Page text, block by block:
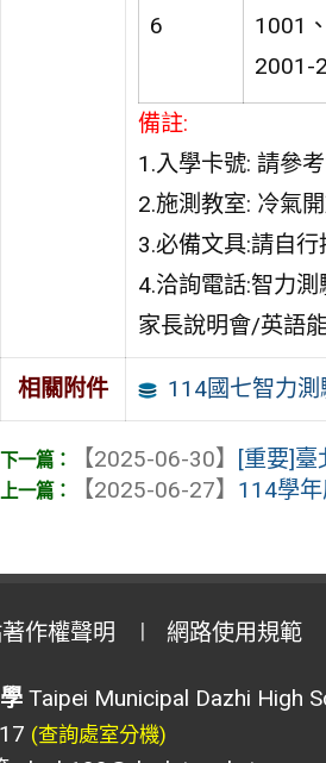
6
1001、
2001-
備註:
1.入學卡號: 請參
2.施測教室: 冷氣
3.必備文具:請自
4.洽詢電話:智力
家長說明會/英語
相關附件 114國七智力
【2025-06-30】 [重要]
【2025-06-27】 114學
作權聲明 網路使用規範
Taipei Municipal Dazhi High
(查詢處室分機)